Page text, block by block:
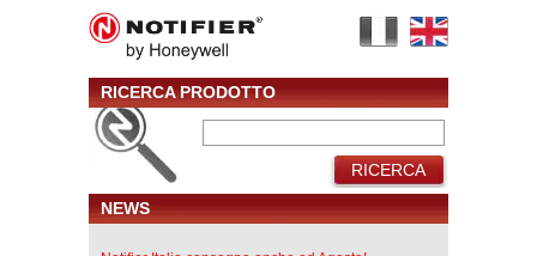
RICERCA PRODOTTO
RICERCA
NEWS